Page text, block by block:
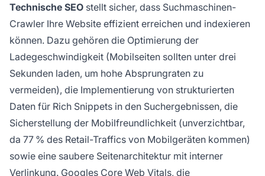
Technische SEO stellt sicher, dass Suchmaschinen-
Crawler Ihre Website effizient erreichen und indexieren
können. Dazu gehören die Optimierung der
Ladegeschwindigkeit (Mobilseiten sollten unter drei
Sekunden laden, um hohe Absprungraten zu
vermeiden), die Implementierung von strukturierten
Daten für Rich Snippets in den Suchergebnissen, die
Sicherstellung der Mobilfreundlichkeit (unverzichtbar,
da 77 % des Retail-Traffics von Mobilgeräten kommen)
sowie eine saubere Seitenarchitektur mit interner
Verlinkung. Googles Core Web Vitals, die